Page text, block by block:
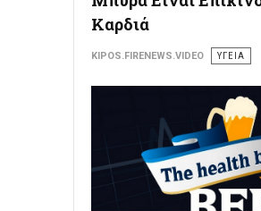
Καρδιά
KIPOS.FIRENEWS.VIDEO ΥΓΕΙΑ